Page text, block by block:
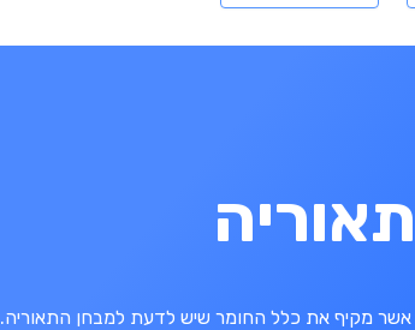
אשר מקיף את כלל החומר שיש לדעת למבחן התאוריה.